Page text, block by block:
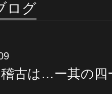
ログ
古は…ー其の四